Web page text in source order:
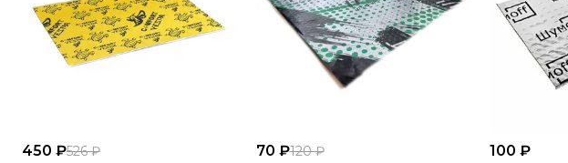
450 ₽526 ₽
70 ₽120 ₽
100 ₽